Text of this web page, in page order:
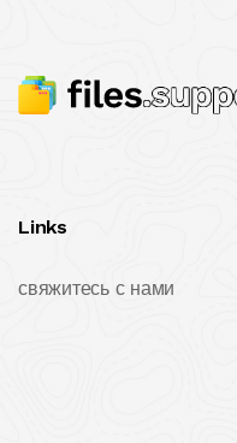
Links
свяжитесь с нами